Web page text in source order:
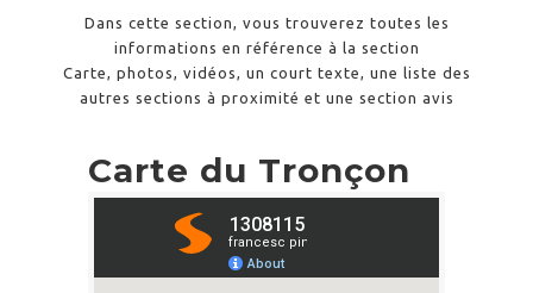
Dans cette section, vous trouverez toutes les
informations en référence à la section
Carte, photos, vidéos, un court texte, une liste des
autres sections à proximité et une section avis
Carte du Tronçon